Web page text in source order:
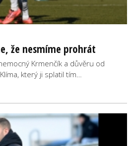
že nesmíme prohrát
Krmenčík a důvěru od
který ji splatil tím…